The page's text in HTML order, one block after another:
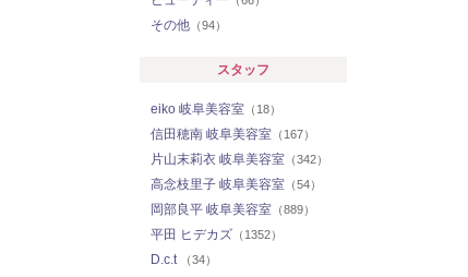
その他 （94）
スタッフ
eiko 岐阜美容室 （18）
信田穂南 岐阜美容室 （167）
片山末莉衣 岐阜美容室 （342）
高念枝里子 岐阜美容室 （54）
岡部良平 岐阜美容室 （889）
平田 ヒデカズ （1352）
D.c.t （34）